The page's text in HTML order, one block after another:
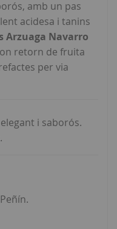
amb un pas
acidesa i tanins
Arzuaga Navarro
retorn de fruita
per via
i saborós.